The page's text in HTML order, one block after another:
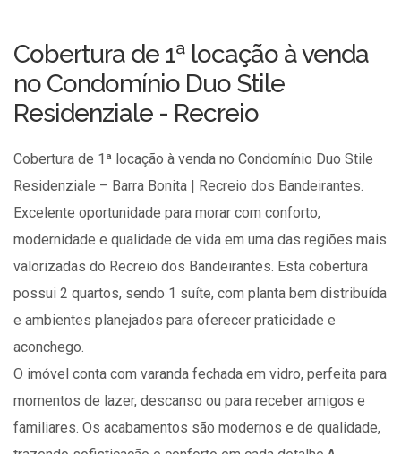
Cobertura de 1ª locação à venda
no Condomínio Duo Stile
Residenziale - Recreio
Cobertura de 1ª locação à venda no Condomínio Duo Stile
Residenziale – Barra Bonita | Recreio dos Bandeirantes.
Excelente oportunidade para morar com conforto,
modernidade e qualidade de vida em uma das regiões mais
valorizadas do Recreio dos Bandeirantes. Esta cobertura
possui 2 quartos, sendo 1 suíte, com planta bem distribuída
e ambientes planejados para oferecer praticidade e
aconchego.
O imóvel conta com varanda fechada em vidro, perfeita para
momentos de lazer, descanso ou para receber amigos e
familiares. Os acabamentos são modernos e de qualidade,